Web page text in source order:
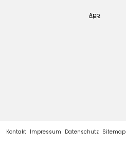
App
Kontakt Impressum Datenschutz Sitemap